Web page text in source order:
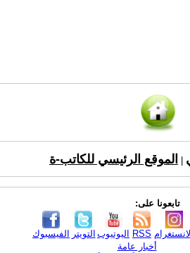
الموقع الرئيسي للكاتب-ة
تابعونا على:
الفيسبوك التويتر اليوتيوب RSS
أخبار عامة